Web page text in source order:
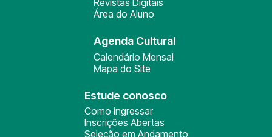
Revistas Digitais
Área do Aluno
Agenda Cultural
Calendário Mensal
Mapa do Site
Estude conosco
Como ingressar
Inscrições Abertas
Seleção em Andamento